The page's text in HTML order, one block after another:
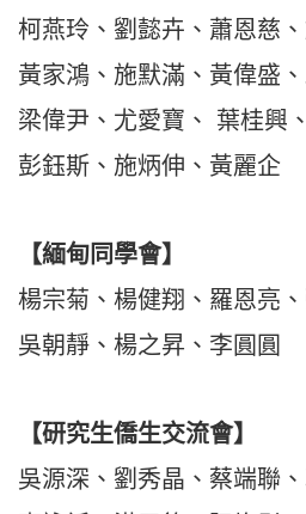
柯燕玲、劉懿卉、蕭恩慈
黃家鴻、施默滿、黃偉盛
梁偉尹、尤愛寶、
葉桂興
彭鈺斯、施炳伸、黃麗企
【緬甸同學會】
楊宗菊、楊健翔、羅恩亮
吳朝靜、楊之昇、李圓圓
【研究生僑生交流會】
吳源深、劉秀晶、蔡端聯